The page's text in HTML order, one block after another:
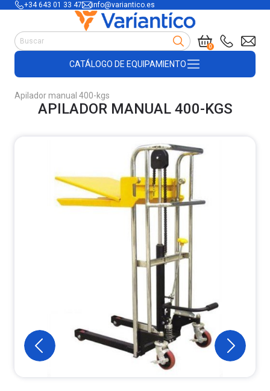
+34 643 01 33 47 info@variantico.es
0
CATÁLOGO DE EQUIPAMIENTO
Accesorios para carretillas
Útiles de almacén
Productos de plástico y madera
Encofrado
Apilador manual 400-kgs
APILADOR MANUAL 400-KGS